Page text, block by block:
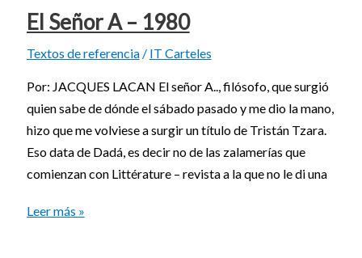
El Señor A – 1980
Textos de referencia/ IT Carteles
Por: JACQUES LACAN El señor A.., filósofo, que surgió
quien sabe de dónde el sábado pasado y me dio la mano,
hizo que me volviese a surgir un título de Tristán Tzara.
Eso data de Dadá, es decir no de las zalamerías que
comienzan con Littérature – revista a la que no le di una
Leer más »